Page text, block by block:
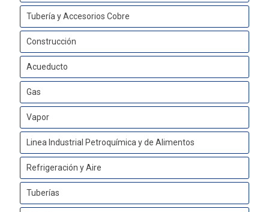
Tubería y Accesorios Cobre
Construcción
Acueducto
Gas
Vapor
Linea Industrial Petroquímica y de Alimentos
Refrigeración y Aire
Tuberías